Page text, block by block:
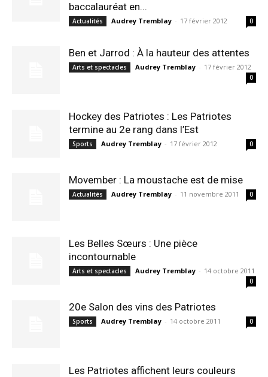
baccalauréat en...
Actualités Audrey Tremblay - 17 février 2012 0
Ben et Jarrod : À la hauteur des attentes
Arts et spectacles Audrey Tremblay - 17 février 2012
0
Hockey des Patriotes : Les Patriotes
termine au 2e rang dans l’Est
Sports Audrey Tremblay - 17 février 2012 0
Movember : La moustache est de mise
Actualités Audrey Tremblay - 11 novembre 2011 0
Les Belles Sœurs : Une pièce
incontournable
Arts et spectacles Audrey Tremblay - 14 octobre 2011
0
20e Salon des vins des Patriotes
Sports Audrey Tremblay - 14 octobre 2011 0
Les Patriotes affichent leurs couleurs